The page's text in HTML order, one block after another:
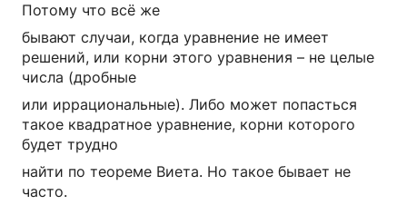
Потому что всё же
бывают случаи, когда уравнение не имеет
решений, или корни этого уравнения – не целые
числа (дробные
или иррациональные). Либо может попасться
такое квадратное уравнение, корни которого
будет трудно
найти по теореме Виета. Но такое бывает не
часто.